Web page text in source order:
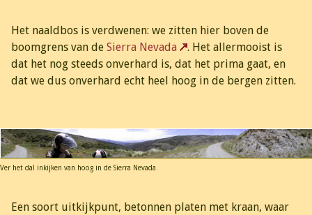
Het naaldbos is verdwenen: we zitten hier boven de
boomgrens van de Sierra Nevada
. Het allermooist is
dat het nog steeds onverhard is, dat het prima gaat, en
dat we dus onverhard echt heel hoog in de bergen zitten.
Ver het dal inkijken van hoog in de Sierra Nevada
Een soort uitkijkpunt, betonnen platen met kraan, waar